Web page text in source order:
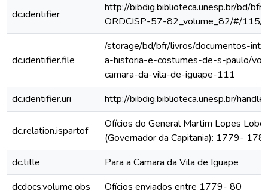
dc.identifier
http://bibdig.biblioteca.unesp.br/bd/
ORDCISP-57-82_volume_82/#/115/
dc.identifier.file
/storage/bd/bfr/livros/documentos-
a-historia-e-costumes-de-s-paulo/
camara-da-vila-de-iguape-111
dc.identifier.uri
http://bibdig.biblioteca.unesp.br/
dc.relation.ispartof
Ofícios do General Martim Lopes Lobo
(Governador da Capitania): 1779-
dc.title
Para a Camara da Vila de Iguape
dcdocs.volume.obs
Ofícios enviados entre 1779- 80